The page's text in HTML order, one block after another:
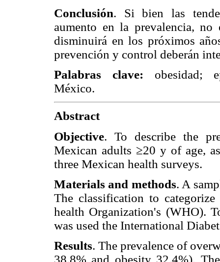
Conclusión. Si bien las
aumento en la prevalencia,
disminuirá en los próximos
prevención y control deberán
Palabras clave: obesidad;
México.
Abstract
Objective. To describe the
Mexican adults ≥20 y of age,
three Mexican health surveys.
Materials and methods. A
The classification to
health Organization's (WHO).
was used the International
Results. The prevalence of
38.8% and obesity 32.4%).